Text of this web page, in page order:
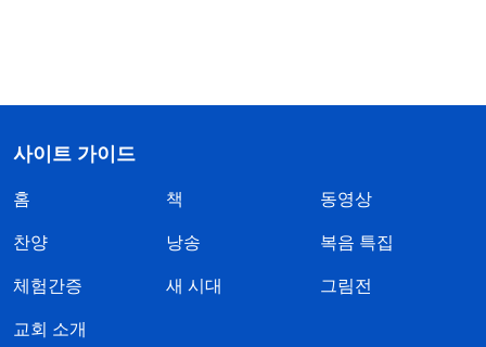
사이트 가이드
홈 책 동영상
찬양 낭송 복음 특집
체험간증 새 시대 그림전
교회 소개